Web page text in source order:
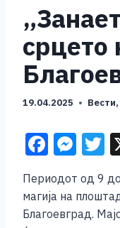
срцето
19.04.2025 Вести,
F
c
e
M
ss
e
T
tt
Периодот од 9
магија на
Благоевград.